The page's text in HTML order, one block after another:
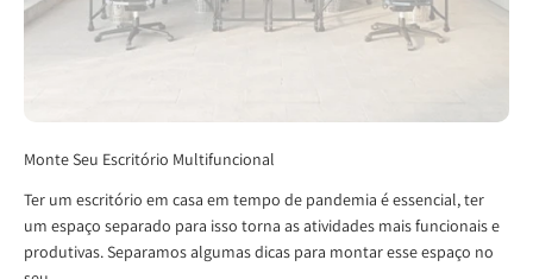
Monte Seu Escritório Multifuncional
Ter um escritório em casa em tempo de pandemia é essencial, ter
um espaço separado para isso torna as atividades mais funcionais e
produtivas. Separamos algumas dicas para montar esse espaço no